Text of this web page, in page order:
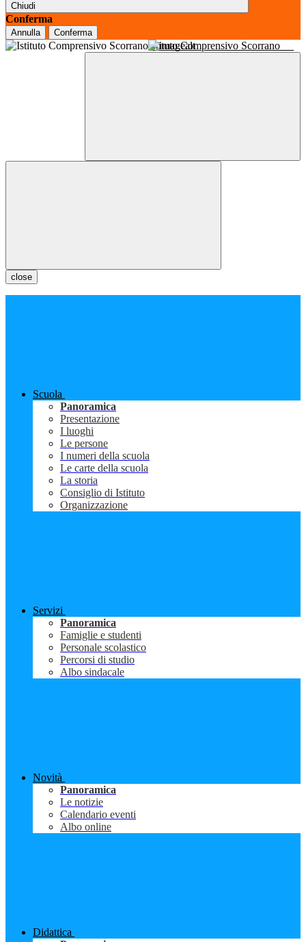
Chiudi
Conferma
Annulla Conferma
Istituto Comprensivo Scorrano
close
Scuola
Panoramica
Presentazione
I luoghi
Le persone
I numeri della scuola
Le carte della scuola
La storia
Consiglio di Istituto
Organizzazione
Servizi
Panoramica
Famiglie e studenti
Personale scolastico
Percorsi di studio
Albo sindacale
Novità
Panoramica
Le notizie
Calendario eventi
Albo online
Didattica